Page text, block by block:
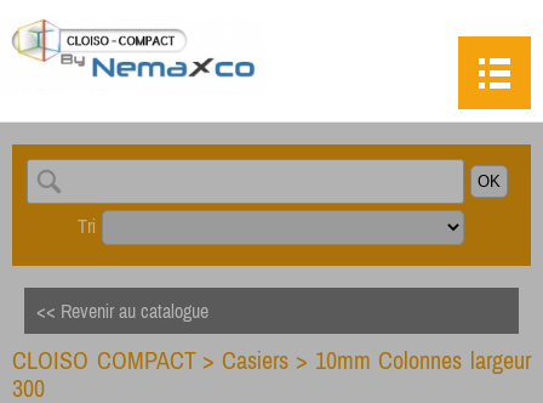
Tri
<< Revenir au catalogue
CLOISO COMPACT > Casiers > 10mm Colonnes largeur
300